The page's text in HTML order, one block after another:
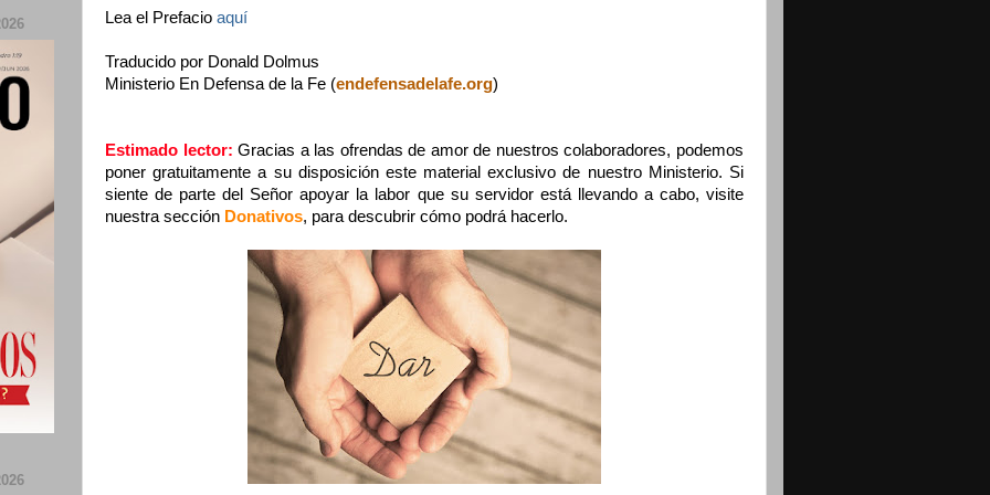
Lea el Prefacio aquí
Traducido por Donald Dolmus
Ministerio En Defensa de la Fe (endefensadelafe.org)
Estimado lector: Gracias a las ofrendas de amor de nuestros colaboradores, podemos
poner gratuitamente a su disposición este material exclusivo de nuestro Ministerio. Si
siente de parte del Señor apoyar la labor que su servidor está llevando a cabo, visite
nuestra sección Donativos, para descubrir cómo podrá hacerlo.